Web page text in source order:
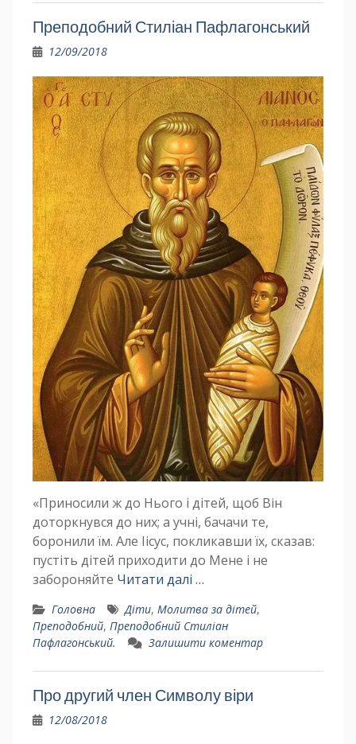
Преподобний Стиліан Пафлагонський
12/09/2018
«Приносили ж до Нього і дітей, щоб Він
доторкнувся до них; а учні, бачачи те,
боронили їм. Але Іісус, покликавши їх, сказав:
пустіть дітей приходити до Мене і не
забороняйте Читати далі …
Головна Діти, Молитва за дітей,
Преподобний, Преподобний Стиліан
Пафлагонський.
Залишити коментар
Про другий член Символу віри
12/08/2018